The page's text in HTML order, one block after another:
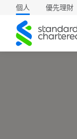
個人 優先理財
渣
打